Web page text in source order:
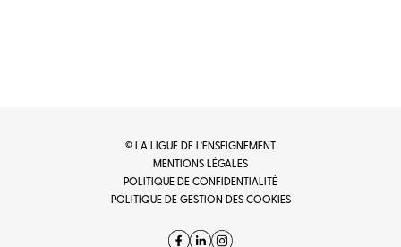
© LA LIGUE DE L’ENSEIGNEMENT
MENTIONS LÉGALES
POLITIQUE DE CONFIDENTIALITÉ
POLITIQUE DE GESTION DES COOKIES